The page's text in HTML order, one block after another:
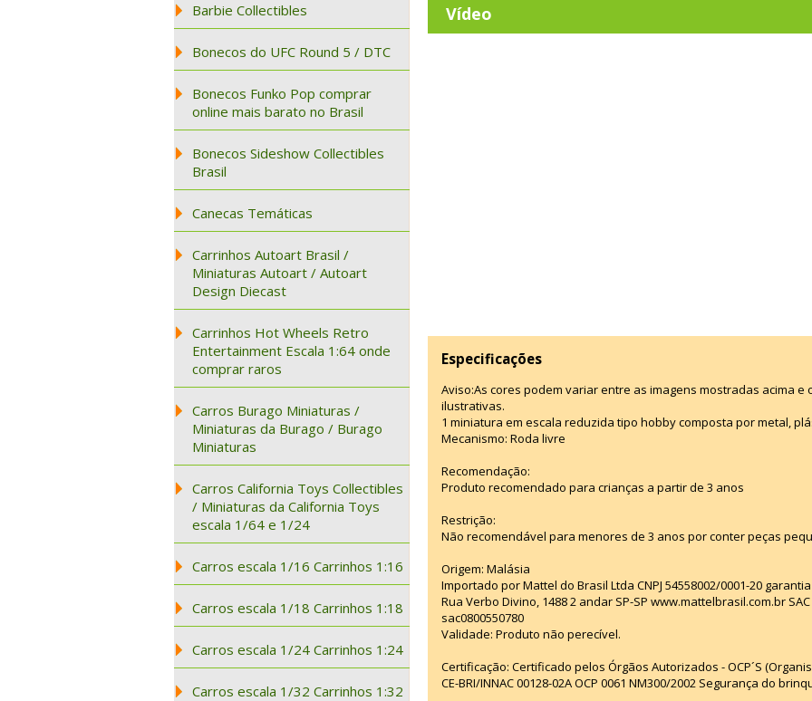
Barbie Collectibles
Bonecos do UFC Round 5 / DTC
Bonecos Funko Pop comprar
online mais barato no Brasil
Bonecos Sideshow Collectibles
Brasil
Canecas Temáticas
Carrinhos Autoart Brasil /
Miniaturas Autoart / Autoart
Design Diecast
Carrinhos Hot Wheels Retro
Entertainment Escala 1:64 onde
comprar raros
Carros Burago Miniaturas /
Miniaturas da Burago / Burago
Miniaturas
Carros California Toys Collectibles
/ Miniaturas da California Toys
escala 1/64 e 1/24
Carros escala 1/16 Carrinhos 1:16
Carros escala 1/18 Carrinhos 1:18
Carros escala 1/24 Carrinhos 1:24
Carros escala 1/32 Carrinhos 1:32
Vídeo
Especificações
Aviso:As cores podem variar entre as imagens mostradas acima e
ilustrativas.
1 miniatura em escala reduzida tipo hobby composta por metal,
Mecanismo: Roda livre
Recomendação:
Produto recomendado para crianças a partir de 3 anos
Restrição:
Não recomendável para menores de 3 anos por conter peças
Origem: Malásia
Importado por Mattel do Brasil Ltda CNPJ 54558002/0001-20
Rua Verbo Divino, 1488 2 andar SP-SP www.mattelbrasil.com.br
sac0800550780
Validade: Produto não perecível.
Certificação: Certificado pelos Órgãos Autorizados - OCP´S
CE-BRI/INNAC 00128-02A OCP 0061 NM300/2002 Segurança do